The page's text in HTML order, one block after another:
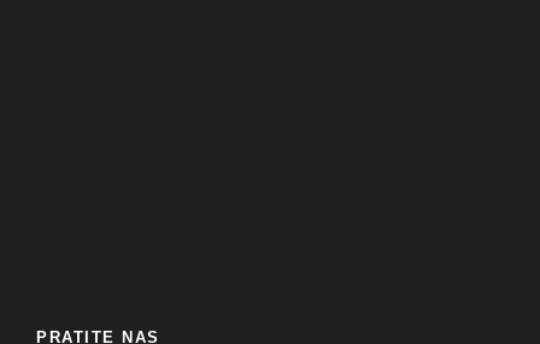
PRATITE NAS